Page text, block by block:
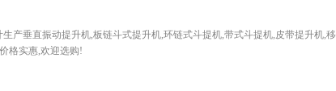
产垂直振动提升机,板链斗式提升机,环链式斗提机,带式斗提机,皮带提升机,
格实惠,欢迎选购!